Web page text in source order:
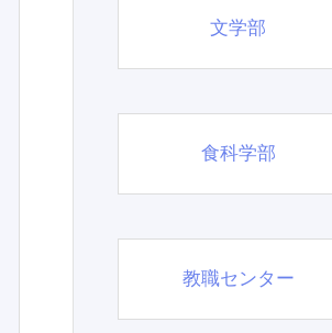
文学部
食科学部
教職センター